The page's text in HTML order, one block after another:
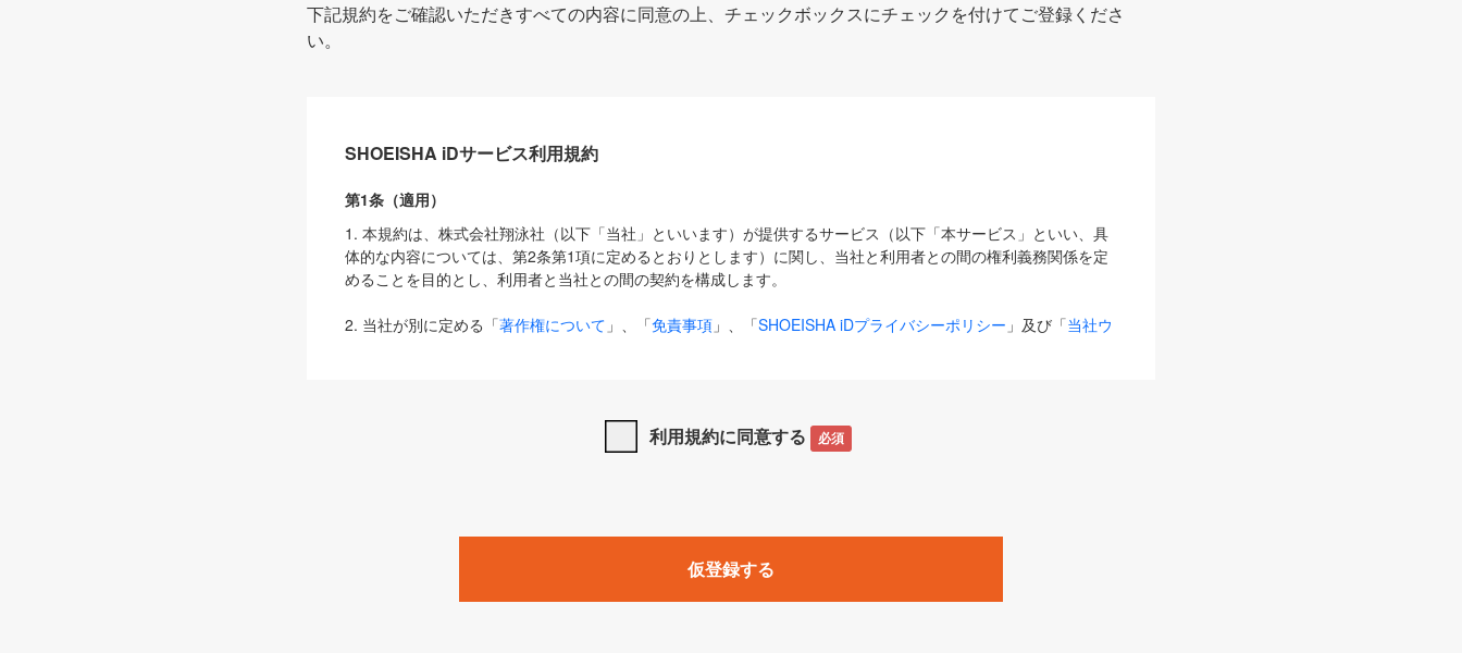
下記規約をご確認いただきすべての内容に同意の上、チェックボックスにチェックを付けてご登録くださ
い。
SHOEISHA iDサービス利用規約
第1条（適用）
1. 本規約は、株式会社翔泳社（以下「当社」といいます）が提供するサービス（以下「本サービス」といい、具
体的な内容については、第2条第1項に定めるとおりとします）に関し、当社と利用者との間の権利義務関係を定
めることを目的とし、利用者と当社との間の契約を構成します。
2. 当社が別に定める「著作権について 」、「免責事項 」、「SHOEISHA iDプライバシーポリシー 」及び「当社ウ
は、本規約の規定が優先して適用されるものとします。
1. 「本サービス」とは、当社が提供する以下のサービス（名称や内容が変更された場合、変更後のサービスを含
みます）及びこれらサービスに関連して当社が実施するイベントやキャンペーンをいいます。
「SEBook」「SEShop」「CodeZine」「MarkeZine」「EnterpriseZine」「ECzine」「Biz/Zine」「HRzine」
利用規約に同意する 必須
仮登録する